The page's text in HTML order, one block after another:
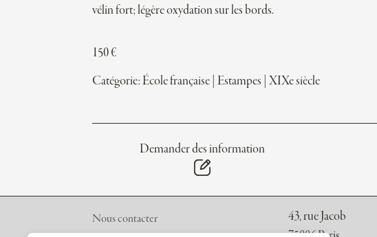
vélin fort; légère oxydation sur les bords.
150€
Catégorie: École française Estampes |XIXe siècle
Demander des information
Nous contacter
43, rue Jacob